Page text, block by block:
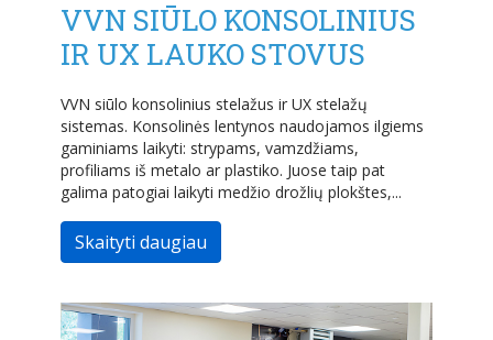
VVN SIŪLO KONSOLINIUS
IR UX LAUKO STOVUS
VVN siūlo konsolinius stelažus ir UX stelažų
sistemas. Konsolinės lentynos naudojamos ilgiems
gaminiams laikyti: strypams, vamzdžiams,
profiliams iš metalo ar plastiko. Juose taip pat
galima patogiai laikyti medžio drožlių plokštes,...
Skaityti daugiau